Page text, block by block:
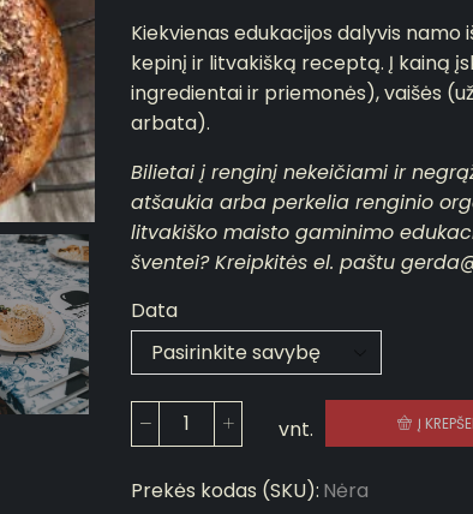
Kiekvienas edukacijos dalyvis
kepinį ir litvakišką receptą. Į kainą
ingredientai ir priemonės), vaišės
arbata).
Bilietai į renginį nekeičiami ir
atšaukia arba perkelia renginio
litvakiško maisto gaminimo
šventei? Kreipkitės el. paštu
Data
vnt. Į
Prekės kodas (SKU): Nėra